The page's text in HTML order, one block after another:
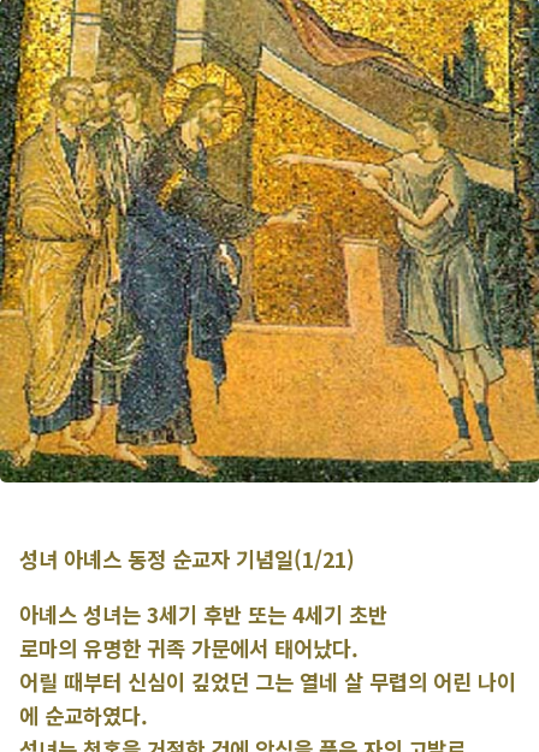
성녀 아녜스 동정 순교자 기념일(1/21)
아녜스 성녀는 3세기 후반 또는 4세기 초반
로마의 유명한 귀족 가문에서 태어났다.
어릴 때부터 신심이 깊었던 그는 열네 살 무렵의 어린 나이
에 순교하였다.